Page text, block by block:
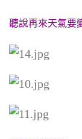
聽說再來天氣要